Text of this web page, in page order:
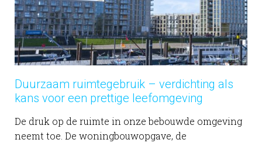
Duurzaam ruimtegebruik – verdichting als
kans voor een prettige leefomgeving
De druk op de ruimte in onze bebouwde omgeving
neemt toe. De woningbouwopgave, de